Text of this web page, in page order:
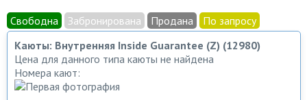
Свободна Забронирована Продана
По запросу
Каюты: Внутренняя Inside Guarantee (Z) (12980)
Цена для данного типа каюты не найдена
Номера кают: